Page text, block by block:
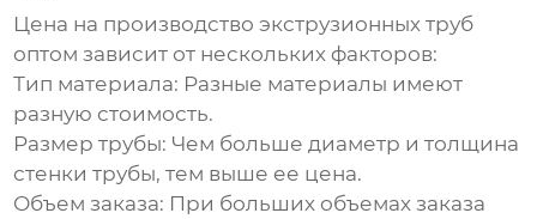
Цена на производство экструзионных труб
оптом зависит от нескольких факторов:
Тип материала: Разные материалы имеют
разную стоимость.
Размер трубы: Чем больше диаметр и толщина
стенки трубы, тем выше ее цена.
Объем заказа: При больших объемах заказа